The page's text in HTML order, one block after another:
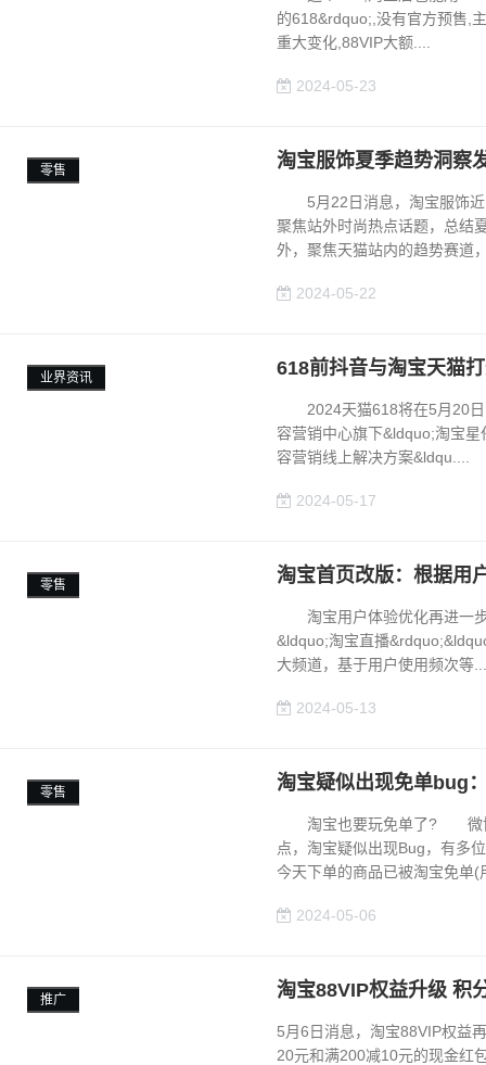
的618&rdquo;,没有官方预售,
重大变化,88VIP大额....
2024-05-23
零售 淘宝服饰夏季趋势洞察
5月22日消息，淘宝服饰近
聚焦站外时尚热点话题，总结
外，聚焦天猫站内的趋势赛道
2024-05-22
业界资讯 618前抖音与淘宝天猫
2024天猫618将在5月20日
容营销中心旗下&ldquo;淘宝
容营销线上解决方案&ldqu....
2024-05-17
零售 淘宝首页改版：根据用
淘宝用户体验优化再进一
&ldquo;淘宝直播
大频道，基于用户使用频次等
2024-05-13
零售 淘宝疑似出现免单bug
淘宝也要玩免单了? 微博
点，淘宝疑似出现Bug，有多
今天下单的商品已被淘宝免单(
2024-05-06
推广 淘宝88VIP权益升级 积
5月6日消息，淘宝88VIP权益
20元和满200减10元的现金红